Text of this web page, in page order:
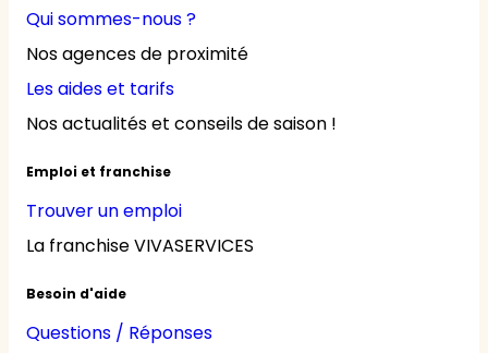
Qui sommes-nous ?
Nos agences de proximité
Les aides et tarifs
Nos actualités et conseils de saison !
Emploi et franchise
Trouver un emploi
La franchise VIVASERVICES
Besoin d'aide
Questions / Réponses